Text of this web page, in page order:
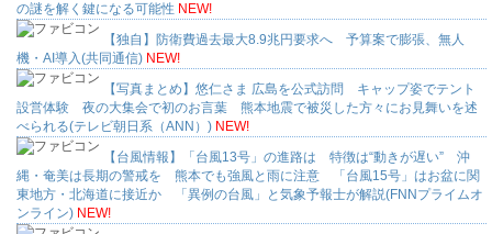
の謎を解く鍵になる可能性 NEW!
【独自】防衛費過去最大8.9兆円要求へ 予算案で膨張、無人
機・AI導入(共同通信) NEW!
【写真まとめ】悠仁さま 広島を公式訪問 キャップ姿でテント
設営体験 夜の大集会で初のお言葉 熊本地震で被災した方々にお見舞いを述
べられる(テレビ朝日系（ANN）) NEW!
【台風情報】「台風13号」の進路は 特徴は“動きが遅い” 沖
縄・奄美は長期の警戒を 熊本でも強風と雨に注意 「台風15号」はお盆に関
東地方・北海道に接近か 「異例の台風」と気象予報士が解説(FNNプライムオ
ンライン) NEW!